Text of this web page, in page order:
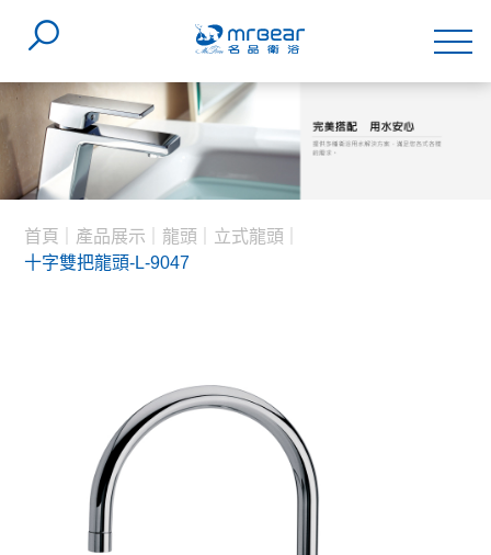
首頁 產品展示 龍頭
立式龍頭
十字雙把龍頭-L-9047